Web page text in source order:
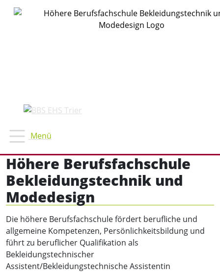
Höhere Berufsfachschule
Bekleidungstechnik und
Modedesign
Die höhere Berufsfachschule fördert berufliche und
allgemeine Kompetenzen, Persönlichkeitsbildung und
führt zu beruflicher Qualifikation als
Bekleidungstechnischer
Assistent/Bekleidungstechnische Assistentin